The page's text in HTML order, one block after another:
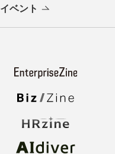
イベント